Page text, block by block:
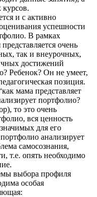
и с активно
успешности
В рамках
очень
так и внеурочных,
достижений
Ребенок? Он не умеет,
позиция.
мама представляет
портфолио?
то это очень
вся ценность
для его
анализирует
самосознания,
т.е. опять необходимо
выбора профиля
особая